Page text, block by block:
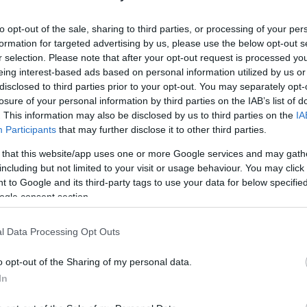
opt-out of the sale, sharing to third parties, or processing of your
for targeted advertising by us, please use the below opt-out
selection. Please note that after your opt-out request is processed
interest-based ads based on personal information utilized by us
to third parties prior to your opt-out. You may separately
of your personal information by third parties on the IAB’s list of
This information may also be disclosed by us to third parties on the
Participants that may further disclose it to other third parties.
that this website/app uses one or more Google services and may
but not limited to your visit or usage behaviour. You may
to Google and its third-party tags to use your data for below
consent section.
Data Processing Opt Outs
opt-out of the Sharing of my personal data.
FÉRFIT FOGTAK EL A CELLDÖMÖLKI RENDŐRÖK
NEM ÉRKEZTEK MEG, NAPOK ÓTA KERESI
és 16 éves fiút.
NŐT FOGTAK EL A RENDŐRÖK